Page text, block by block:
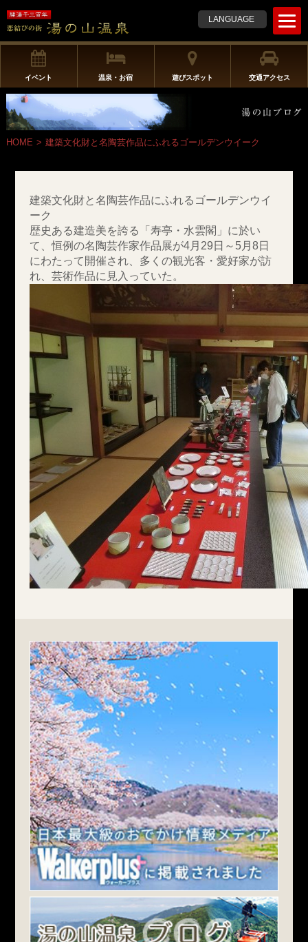
t
o
g
l
n
LANGUAGE
イベント 温泉・お宿 遊びスポット 交通アクセス
HOME > 建築文化財と名陶芸作品にふれるゴールデンウイーク
建築文化財と名陶芸作品にふれるゴールデンウイ
ーク
歴史ある建造美を誇る「寿亭・水雲閣」に於い
て、恒例の名陶芸作家作品展が4月29日～5月8日
にわたって開催され、多くの観光客・愛好家が訪
れ、芸術作品に見入っていた。